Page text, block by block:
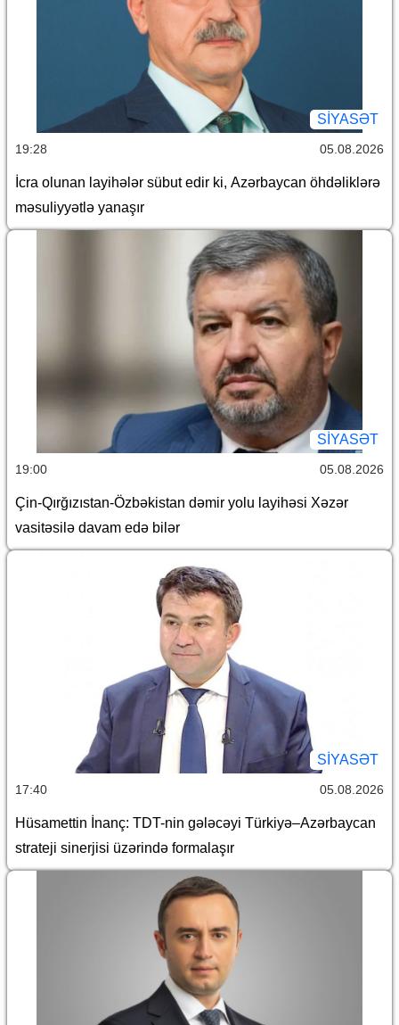
SİYASƏT
19:28 05.08.2026
İcra olunan layihələr sübut edir ki, Azərbaycan öhdəliklərə
məsuliyyətlə yanaşır
SİYASƏT
19:00 05.08.2026
Çin-Qırğızıstan-Özbəkistan dəmir yolu layihəsi Xəzər
vasitəsilə davam edə bilər
SİYASƏT
17:40 05.08.2026
Hüsamettin İnanç: TDT-nin gələcəyi Türkiyə–Azərbaycan
strateji sinerjisi üzərində formalaşır